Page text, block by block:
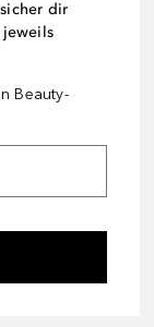
dir
jeweils
Beauty-